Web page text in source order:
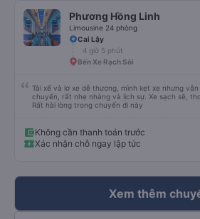
Phương Hồng Linh
Limousine 24 phòng
Cai Lậy
4 giờ 5 phút
Bến Xe Rạch Sỏi
Tài xế và lơ xe dễ thương, mình kẹt xe nhưng
chuyến, rất nhẹ nhàng và lịch sự. Xe sạch sẽ,
Rất hài lòng trong chuyến đi này
Không cần thanh toán trước
Xác nhận chỗ ngay lập tức
Xem thêm